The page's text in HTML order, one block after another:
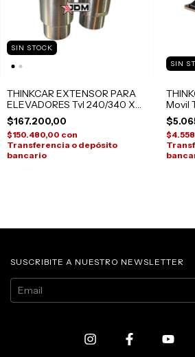
SIN STOCK
THINKCAR EXTENSOR PARA
ELEVADORES Tvl 240/340 X4
UNIDADES
$167.200,00
$150.480,00 con
Transferencia o depósito
bancario
SIN
Movil
SUSCRIBITE A NUESTRO NEWSLETTER